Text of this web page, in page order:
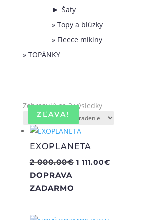
► Šaty
Topy a blúzky
Fleece mikiny
TOPÁNKY
Zobrazujú sa 3 výsledky
ZĽAVA!
EXOPLANETA
2 000.00€ Pôvodná
1 111.00€Aktuálna
DOPRAVA
ZADARMO
ZĽAVA!